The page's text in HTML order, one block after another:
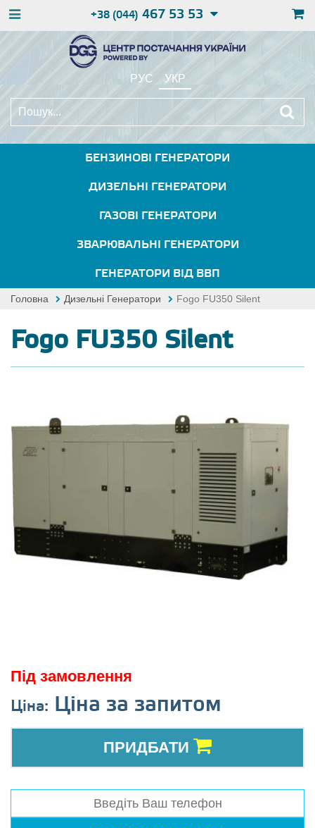
+38 (044) 467 53 53
РУС УКР
БЕНЗИНОВІ ГЕНЕРАТОРИ
ДИЗЕЛЬНІ ГЕНЕРАТОРИ
ГАЗОВІ ГЕНЕРАТОРИ
ЗВАРЮВАЛЬНІ ГЕНЕРАТОРИ
ГЕНЕРАТОРИ ВІД ВВП
Головна Дизельні Генератори Fogo FU350 Silent
Fogo FU350 Silent
Під замовлення
Ціна: Ціна за запитом
ПРИДБАТИ